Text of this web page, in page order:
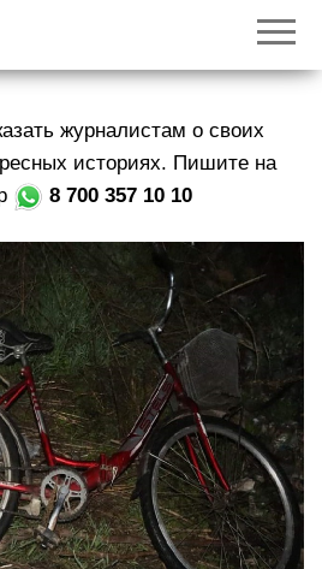
к
р
а
и
ю
журналистам о своих
историях. Пишите на
8 700 357 10 10